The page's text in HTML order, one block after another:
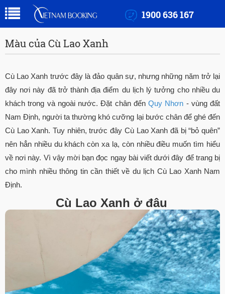
1900 636 167
Màu của Cù Lao Xanh
Cù Lao Xanh trước đây là đảo quân sự, nhưng những năm trở lại
đây nơi này đã trở thành địa điểm du lịch lý tưởng cho nhiều du
khách trong và ngoài nước. Đặt chân đến Quy Nhơn - vùng đất
Nam Định, người ta thường khó cưỡng lại bước chân để ghé đến
Cù Lao Xanh. Tuy nhiên, trước đây Cù Lao Xanh đã bị “bỏ quên”
nên hẳn nhiều du khách còn xa lạ, còn nhiều điều muốn tìm hiểu
về nơi này. Vì vậy mời bạn đọc ngay bài viết dưới đây để trang bị
cho mình nhiều thông tin cần thiết về du lịch Cù Lao Xanh Nam
Định.
Cù Lao Xanh ở đâu